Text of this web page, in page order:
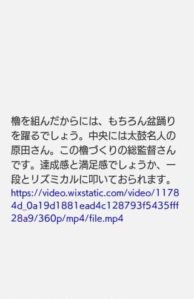
櫓を組んだからには、もちろん盆踊り
を躍るでしょう。中央には太鼓名人の
原田さん。この櫓づくりの総監督さん
です。達成感と満足感でしょうか、一
段とリズミカルに叩いておられます。
https://video.wixstatic.com/video/1178
4d_0a19d1881ead4c128793f5435fff
28a9/360p/mp4/file.mp4